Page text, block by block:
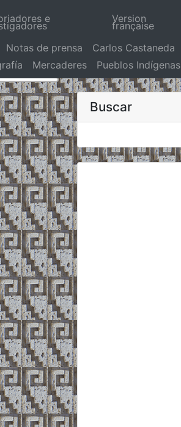
e Version
française
Notas de prensa Carlos Castaneda
Mercaderes Pueblos Indígenas
Buscar